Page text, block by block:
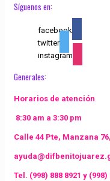
Síguenos en:
facebook
twitter
instagram
Generales:
Horarios de atención
8:30 am a 3:30 pm
Calle 44 Pte, Manzana
Tel. (998) 888 8921 y (998)